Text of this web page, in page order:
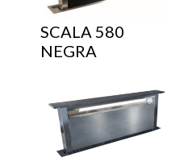
SCALA 580
NEGRA